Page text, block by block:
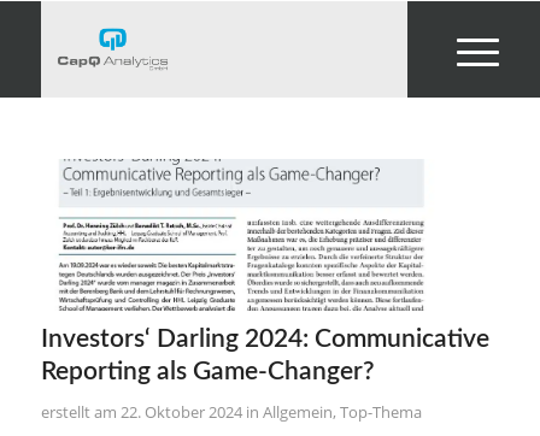
Investors‘ Darling 2024: Communicative
Reporting als Game-Changer?
22. Oktober 2024 in Allgemein, Top-Thema